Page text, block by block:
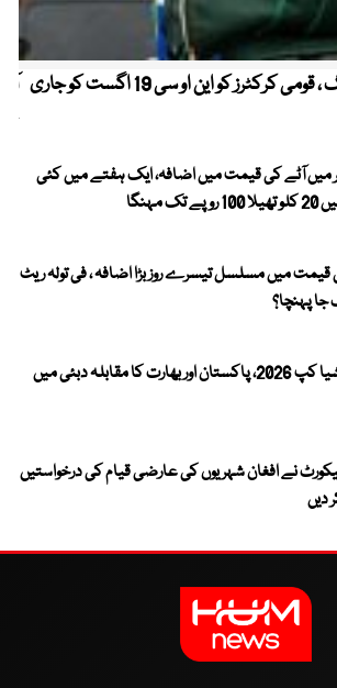
کیریبین پریمیئر لیگ ، قومی کرکٹرز کو این او سی 19 اگست کو جاری
میں آٹے کی قیمت میں اضافہ، ایک ہفتے میں کئی
تک مہنگا
میں مسلسل تیسرے روز بڑا اضافہ ، فی تولہ ریٹ
پہنچا؟
ویمنز ایشیا کپ 2026، پاکستان اور بھارت کا مقابلہ دبئی میں
نے افغان شہریوں کی عارضی قیام کی درخواستیں
دیں